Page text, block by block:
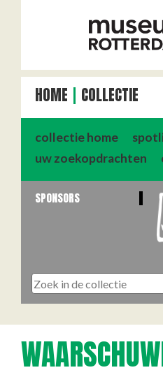
HOME COLLECTIE
collectie home
uw zoekopdrachten
SPONSORS